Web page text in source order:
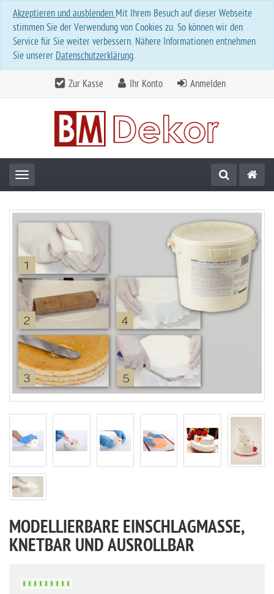
Akzeptieren und ausblenden Mit Ihrem Besuch auf dieser Webseite
stimmen Sie der Verwendung von Cookies zu. So können wir den
Service für Sie weiter verbessern. Nähere Informationen entnehmen
Sie unserer Datenschutzerklärung.
Zur Kasse Ihr Konto Anmelden
Toggle navigation
MODELLIERBARE EINSCHLAGMASSE,
KNETBAR UND AUSROLLBAR